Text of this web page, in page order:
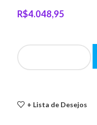
R$4.048,95
+ Lista de Desejos